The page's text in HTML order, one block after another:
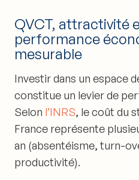
QVCT, attractivité
performance
mesurable
Investir dans un espace
constitue un levier de
Selon l’INRS, le coût du
France représente
an (absentéisme, turn-
productivité).